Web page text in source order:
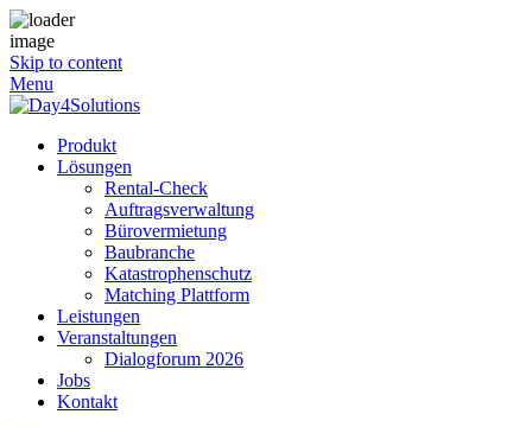
Skip to content
Menu
Produkt
Lösungen
Rental-Check
Auftragsverwaltung
Bürovermietung
Baubranche
Katastrophenschutz
Matching Plattform
Leistungen
Veranstaltungen
Dialogforum 2026
Jobs
Kontakt